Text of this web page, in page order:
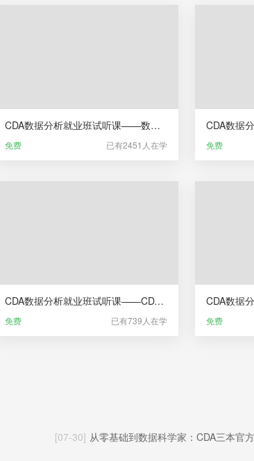
CDA数据分析就业班试听课——数据科学相关行业及岗位介绍
免费 已有2451人在学 免费
CDA数据分析就业班试听课——CDA数据分析师职业发展服务
免费 已有739人在学 免费
[07-30] 从零基础到数据科学家：CDA三本官